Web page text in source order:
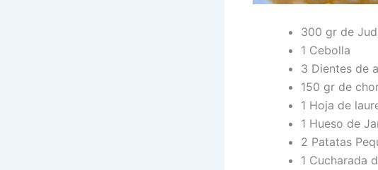
300 gr de
1 Cebolla
3 Dientes de
150 gr de
1 Hoja de
1 Hueso de
2 Patatas
1 Cucharada